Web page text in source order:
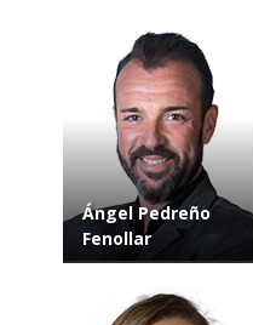
Ángel Pedreño
Fenollar